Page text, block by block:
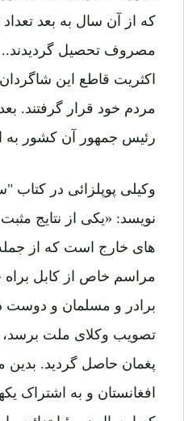
که از آن سال به بعد
مصروف تحصیل گردیدند..
اکثریت قاطع این
مردم خود قرار گرفتند.
رئیس جمهور آن کشور به
وکیلی پوپلزائی در کتاب
نویسد: «یکی از نتایج
مراسم خاص از کابل براه
برادر و مسلمان و دوست
تصویب وکلای ملت
پغمان حاصل گردید.
افغانستان و به اشتراک
که امسال دورۀ ابتدائیه